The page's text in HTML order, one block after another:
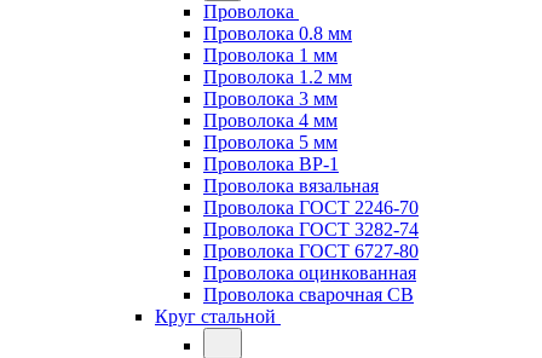
Проволока
Проволока 0.8 мм
Проволока 1 мм
Проволока 1.2 мм
Проволока 3 мм
Проволока 4 мм
Проволока 5 мм
Проволока ВР-1
Проволока вязальная
Проволока ГОСТ 2246-70
Проволока ГОСТ 3282-74
Проволока ГОСТ 6727-80
Проволока оцинкованная
Проволока сварочная СВ
Круг стальной